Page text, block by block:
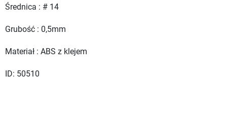
Średnica : # 14
Grubość : 0,5mm
Materiał : ABS z klejem
ID: 50510